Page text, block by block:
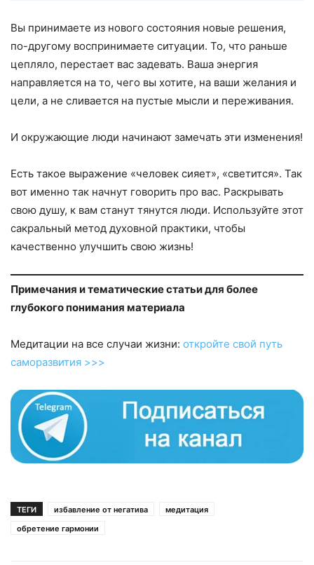
Вы принимаете из нового состояния новые решения,
по-другому воспринимаете ситуации. То, что раньше
цепляло, перестает вас задевать. Ваша энергия
направляется на то, чего вы хотите, на ваши желания и
цели, а не сливается на пустые мысли и переживания.
И окружающие люди начинают замечать эти изменения!
Есть такое выражение «человек сияет», «све­тится». Так
вот именно так начнут говорить про вас. Раскрывать
свою ду­шу, к вам станут тянутся люди. Используйте этот
сакральный метод духовной практики, чтобы
качественно улучшить свою жизнь!
Примечания и тематические статьи для более
глубокого понимания материала
Медитации на все случаи жизни: откройте свой путь
саморазвития >>>
ТЕГИ избавление от негатива
медитация
обретение гармонии